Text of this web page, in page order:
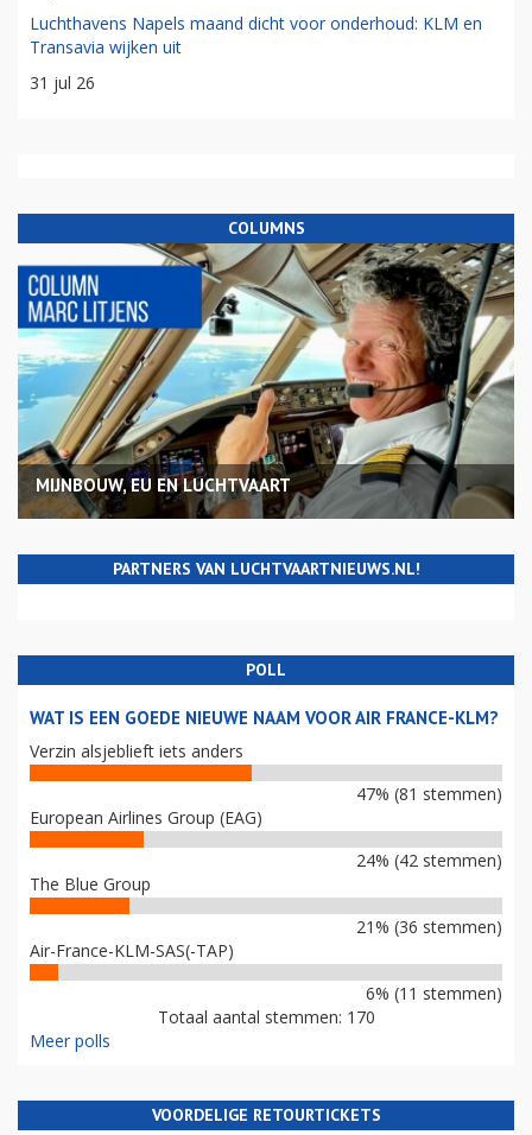
Luchthavens Napels maand dicht voor onderhoud: KLM en
Transavia wijken uit
31 jul 26
COLUMNS
MIJNBOUW, EU EN LUCHTVAART
PARTNERS VAN LUCHTVAARTNIEUWS.NL!
POLL
WAT IS EEN GOEDE NIEUWE NAAM VOOR AIR FRANCE-KLM?
Verzin alsjeblieft iets anders
47% (81 stemmen)
European Airlines Group (EAG)
24% (42 stemmen)
The Blue Group
21% (36 stemmen)
Air-France-KLM-SAS(-TAP)
6% (11 stemmen)
Totaal aantal stemmen: 170
Meer polls
VOORDELIGE RETOURTICKETS